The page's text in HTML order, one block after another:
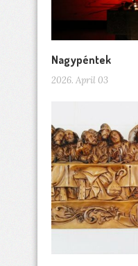
Nagypéntek
2026. April 03